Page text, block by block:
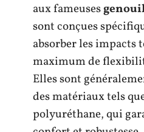
aux fameuses
sont conçues
absorber les impacts
maximum de
Elles sont
des matériaux tels
polyuréthane, qui